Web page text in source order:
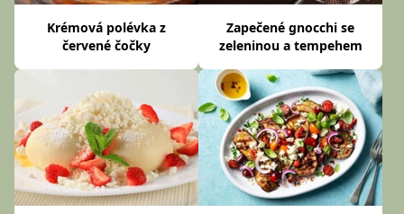
Krémová polévka z
červené čočky
Zapečené gnocchi se
zeleninou a tempehem